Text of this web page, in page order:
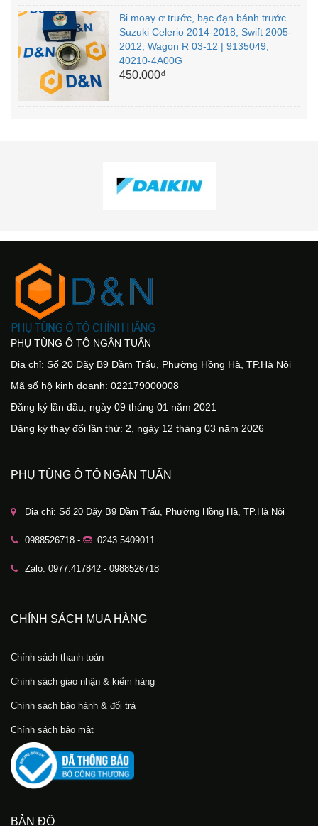
Bi moay ơ trước, bạc đạn bánh trước
Suzuki Celerio 2014-2018, Swift 2005-
2012, Wagon R 03-12 | 9135049,
40210-4A00G
450.000₫
PHỤ TÙNG Ô TÔ NGÂN TUẤN
Địa chỉ: Số 20 Dãy B9 Đầm Trấu, Phường Hồng Hà, TP.Hà Nội
Mã số hộ kinh doanh: 022179000008
Đăng ký lần đầu, ngày 09 tháng 01 năm 2021
Đăng ký thay đổi lần thứ: 2, ngày 12 tháng 03 năm 2026
PHỤ TÙNG Ô TÔ NGÂN TUẤN
Địa chỉ: Số 20 Dãy B9 Đầm Trấu, Phường Hồng Hà, TP.Hà Nội
0988526718 - 0243.5409011
Zalo: 0977.417842 - 0988526718
CHÍNH SÁCH MUA HÀNG
Chính sách thanh toán
Chính sách giao nhận & kiểm hàng
Chính sách bảo hành & đổi trả
Chính sách bảo mật
BẢN ĐỒ